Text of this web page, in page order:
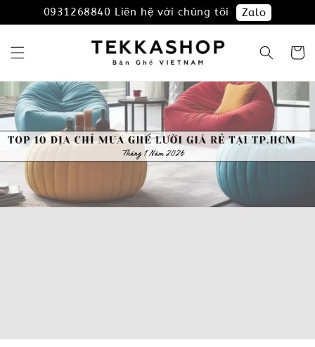
0931268840 Liên hệ với chúng tôi Zalo